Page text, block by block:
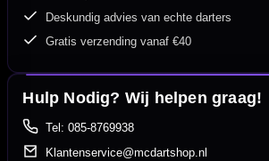
Deskundig advies van echte darters
Gratis verzending vanaf €40
Hulp Nodig? Wij helpen graag!
Tel: 085-8769938
Klantenservice@mcdartshop.nl